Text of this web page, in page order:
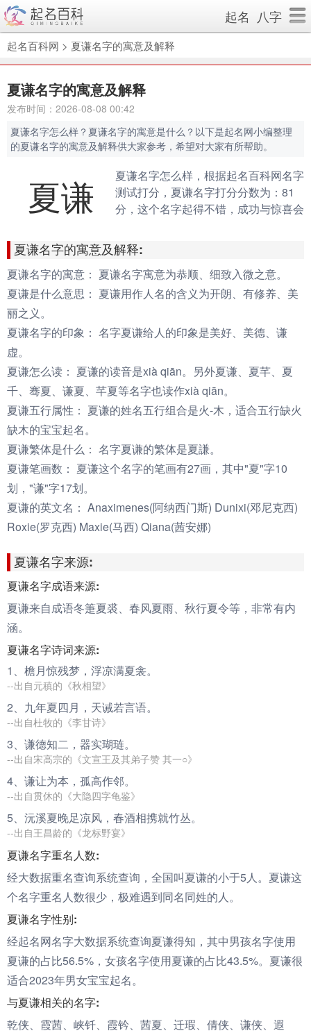
起名 八字
起名百科网 > 夏谦名字的寓意及解释
夏谦名字的寓意及解释
发布时间：2026-08-08 00:42
夏谦名字怎么样？夏谦名字的寓意是什么？以下是起名网小编整理
的夏谦名字的寓意及解释供大家参考，希望对大家有所帮助。
夏谦
夏谦名字怎么样，根据起名百科网名字
测试打分，夏谦名字打分分数为：81
分，这个名字起得不错，成功与惊喜会
上为很棒的名字，80-90分为很好的名
字，70分以下为不好的名字）
夏谦名字的寓意及解释:
夏谦名字的寓意： 夏谦名字寓意为恭顺、细致入微之意。
夏谦是什么意思： 夏谦用作人名的含义为开朗、有修养、美
丽之义。
夏谦名字的印象： 名字夏谦给人的印象是美好、美德、谦
虚。
夏谦怎么读： 夏谦的读音是xià qiān。另外夏谦、夏芊、夏
千、骞夏、谦夏、芊夏等名字也读作xià qiān。
夏谦五行属性： 夏谦的姓名五行组合是火-木，适合五行缺火
缺木的宝宝起名。
夏谦繁体是什么： 名字夏谦的繁体是夏謙。
夏谦笔画数： 夏谦这个名字的笔画有27画，其中"夏"字10
划，"谦"字17划。
夏谦的英文名： Anaximenes(阿纳西门斯) Dunixi(邓尼克西)
Roxie(罗克西) Maxie(马西) Qiana(茜安娜)
夏谦名字来源:
夏谦名字成语来源:
夏谦来自成语冬箑夏裘、春风夏雨、秋行夏令等，非常有内
涵。
夏谦名字诗词来源:
1、檐月惊残梦，浮凉满夏衾。
--出自元稹的《秋相望》
2、九年夏四月，天诫若言语。
--出自杜牧的《李甘诗》
3、 谦德知二，器实瑚琏。
--出自宋高宗的《文宣王及其弟子赞 其一○》
4、 谦让为本，孤高作邻。
--出自贯休的《大隐四字龟鉴》
5、沅溪夏晚足凉风，春酒相携就竹丛。
--出自王昌龄的《龙标野宴》
夏谦名字重名人数:
经大数据重名查询系统查询，全国叫夏谦的小于5人。夏谦这
个名字重名人数很少，极难遇到同名同姓的人。
夏谦名字性别:
经起名网名字大数据系统查询夏谦得知，其中男孩名字使用
夏谦的占比56.5%，女孩名字使用夏谦的占比43.5%。夏谦很
适合2023年男女宝宝起名。
与夏谦相关的名字:
乾侠、霞茜、峡钎、霞钤、茜夏、迁瑕、倩侠、谦侠、遐